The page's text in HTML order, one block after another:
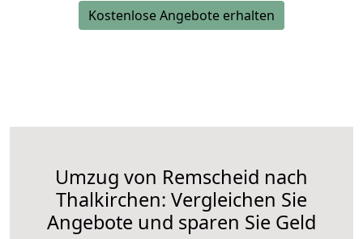
Kostenlose Angebote erhalten
Umzug von Remscheid nach
Thalkirchen: Vergleichen Sie
Angebote und sparen Sie Geld